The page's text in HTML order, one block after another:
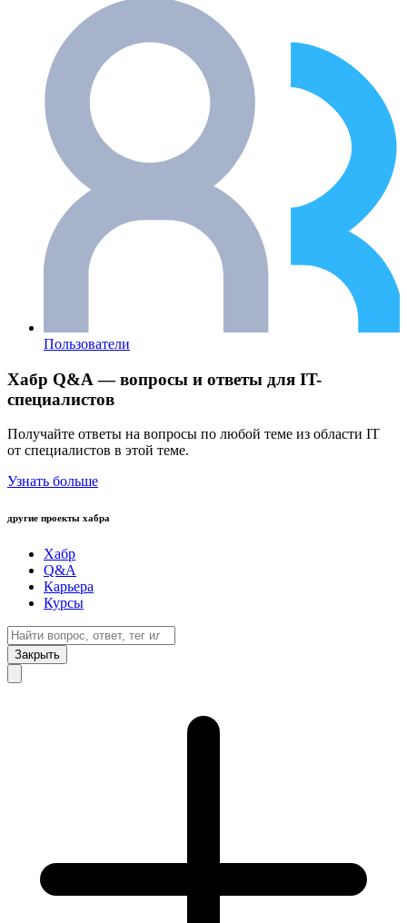
Пользователи
Хабр Q&A — вопросы и ответы для IT-
специалистов
Получайте ответы на вопросы по любой теме из области IT
от специалистов в этой теме.
Узнать больше
другие проекты хабра
Хабр
Q&A
Карьера
Курсы
Закрыть